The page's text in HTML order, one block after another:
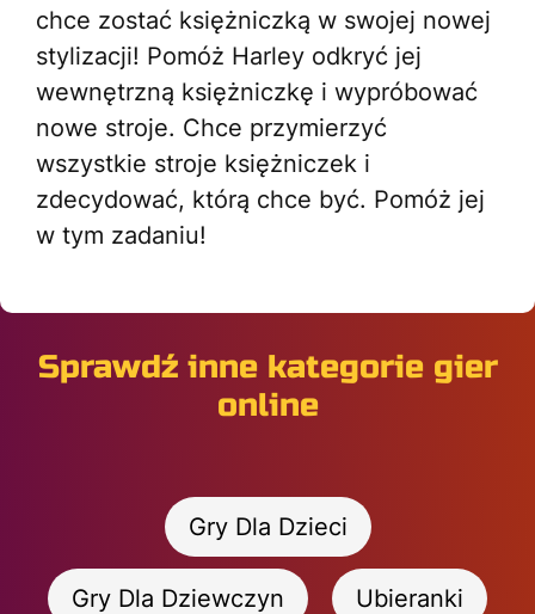
chce zostać księżniczką w swojej nowej
stylizacji! Pomóż Harley odkryć jej
wewnętrzną księżniczkę i wypróbować
nowe stroje. Chce przymierzyć
wszystkie stroje księżniczek i
zdecydować, którą chce być. Pomóż jej
w tym zadaniu!
Sprawdź inne kategorie gier
online
Gry Dla Dzieci
Gry Dla Dziewczyn Ubieranki